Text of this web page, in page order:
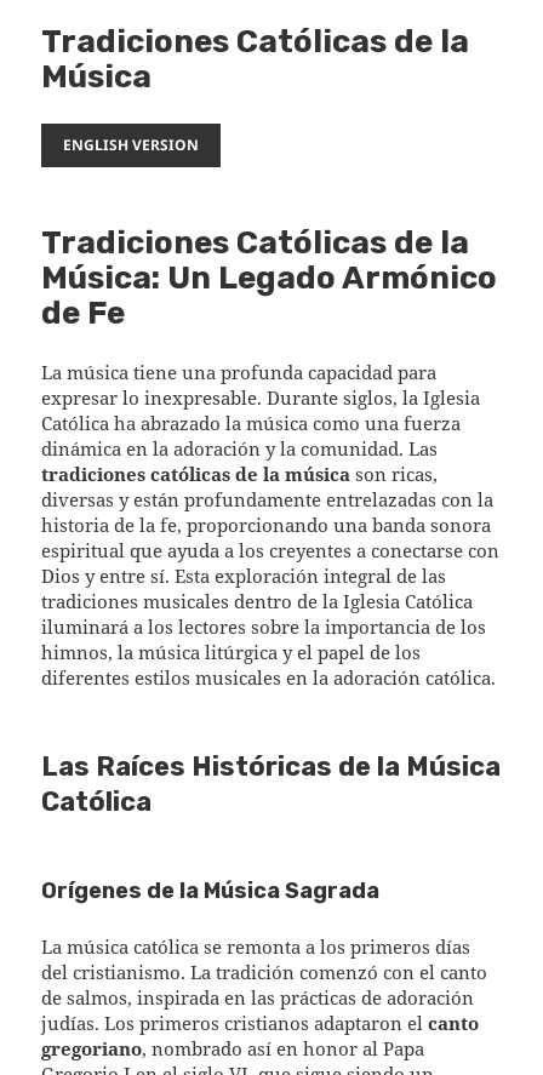
Tradiciones Católicas de la
Música
ENGLISH VERSION
Tradiciones Católicas de la
Música: Un Legado Armónico
de Fe
La música tiene una profunda capacidad para
expresar lo inexpresable. Durante siglos, la Iglesia
Católica ha abrazado la música como una fuerza
dinámica en la adoración y la comunidad. Las
tradiciones católicas de la música son ricas,
diversas y están profundamente entrelazadas con la
historia de la fe, proporcionando una banda sonora
espiritual que ayuda a los creyentes a conectarse con
Dios y entre sí. Esta exploración integral de las
tradiciones musicales dentro de la Iglesia Católica
iluminará a los lectores sobre la importancia de los
himnos, la música litúrgica y el papel de los
diferentes estilos musicales en la adoración católica.
Las Raíces Históricas de la Música
Católica
Orígenes de la Música Sagrada
La música católica se remonta a los primeros días
del cristianismo. La tradición comenzó con el canto
de salmos, inspirada en las prácticas de adoración
judías. Los primeros cristianos adaptaron elcanto
gregoriano, nombrado así en honor al Papa